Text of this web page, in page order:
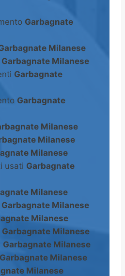
Garbagnate
Milanese
Garbagnate Milanese
Garbagnate
Garbagnate
Milanese
Milanese
Milanese
usati Garbagnate
Milanese
Garbagnate Milanese
Milanese
Garbagnate Milanese
Garbagnate Milanese
Garbagnate Milanese
Milanese